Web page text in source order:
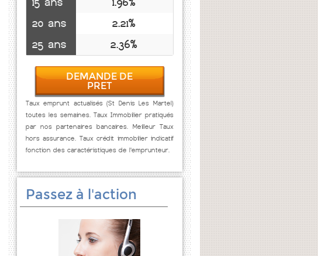
20 ans
2.21%
25 ans
2.36%
DEMANDE DE
PRET
Taux emprunt actualisés (St Denis Les Martel)
toutes les semaines. Taux Immobilier pratiqués
par nos partenaires bancaires. Meilleur Taux
hors assurance. Taux crédit immobilier indicatif
fonction des caractéristiques de l'emprunteur.
Passez à l'action